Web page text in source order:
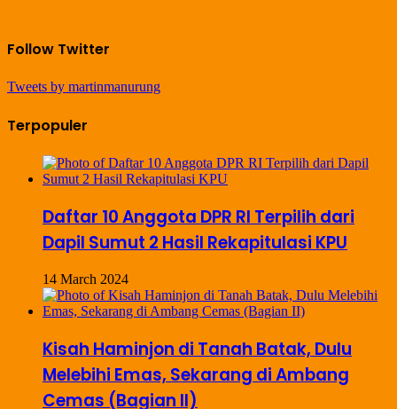
Follow Twitter
Tweets by martinmanurung
Terpopuler
Daftar 10 Anggota DPR RI Terpilih dari
Dapil Sumut 2 Hasil Rekapitulasi KPU
14 March 2024
Kisah Haminjon di Tanah Batak, Dulu
Melebihi Emas, Sekarang di Ambang
Cemas (Bagian II)